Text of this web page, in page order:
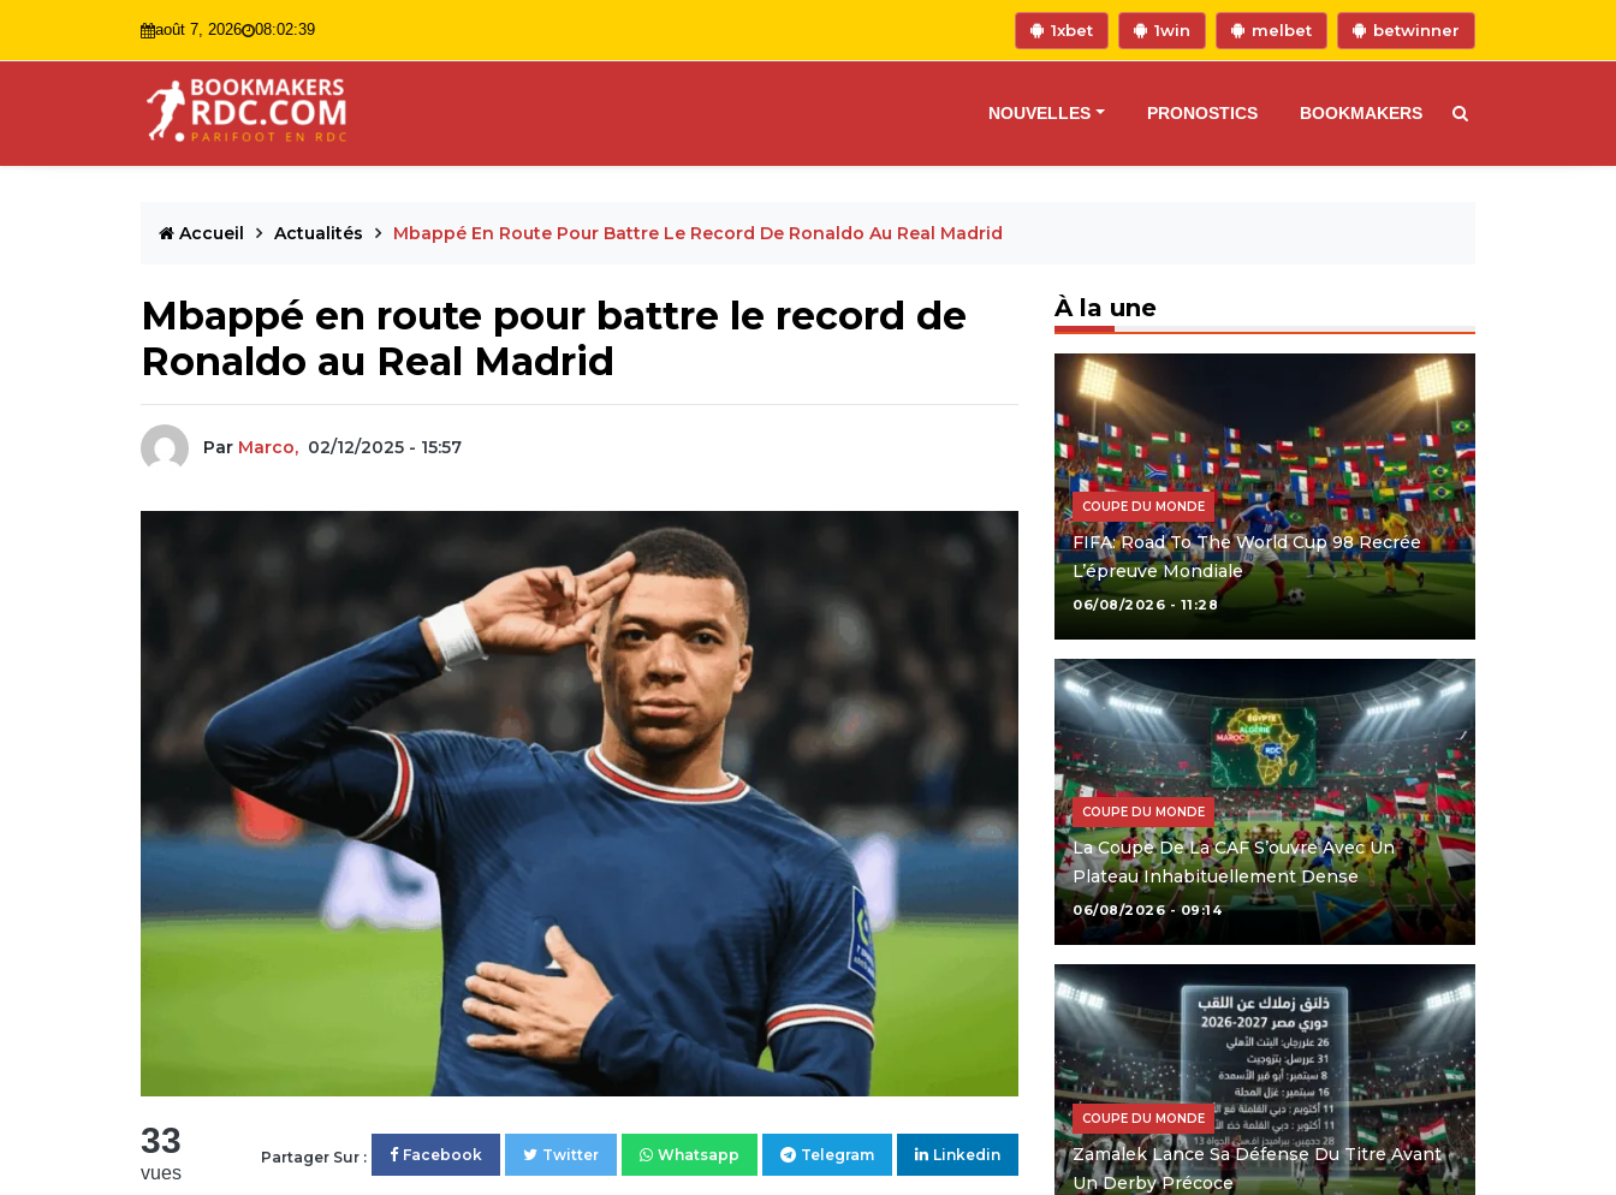
août 7, 2026 08:02:41 1xbet 1win melbet betwinner
NOUVELLES PRONOSTICS BOOKMAKERS
Accueil Actualités Mbappé En Route Pour Battre Le Record De Ronaldo Au Real Madrid
Mbappé en route pour battre le record de
Ronaldo au Real Madrid
Par Marco, 02/12/2025 - 15:57
33
vues
Partager Sur : Facebook Twitter Whatsapp Telegram Linkedin
À la une
COUPE DU MONDE
FIFA: Road To The World Cup 98 Recrée
L’épreuve Mondiale
06/08/2026 - 11:28
COUPE DU MONDE
La Coupe De La CAF S’ouvre Avec Un
Plateau Inhabituellement Dense
06/08/2026 - 09:14
COUPE DU MONDE
Zamalek Lance Sa Défense Du Titre Avant
Un Derby Précoce